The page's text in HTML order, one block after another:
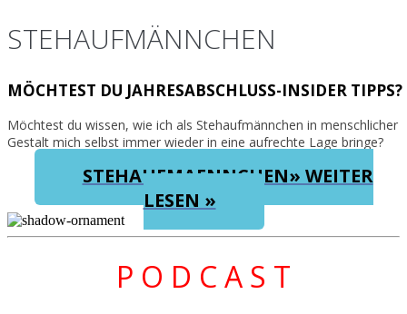
STEHAUFMÄNNCHEN
MÖCHTEST DU JAHRESABSCHLUSS-INSIDER TIPPS?
Möchtest du wissen, wie ich als Stehaufmännchen in menschlicher
Gestalt mich selbst immer wieder in eine aufrechte Lage bringe?
STEHAUFMAENNCHEN» WEITER
LESEN »
P O D C A S T